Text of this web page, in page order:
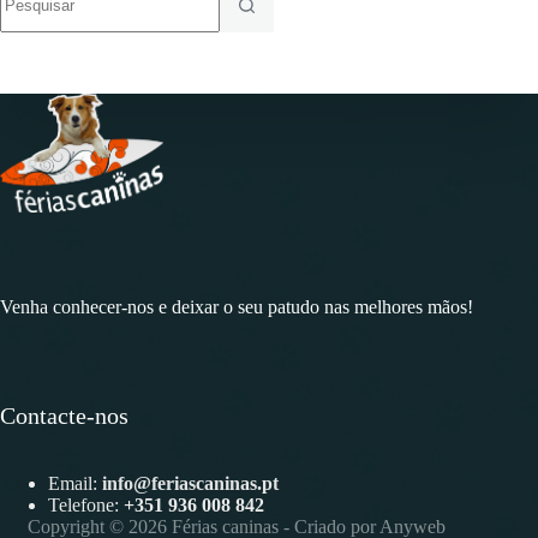
resultados
Venha conhecer-nos e deixar o seu patudo nas melhores mãos!
Contacte-nos
Email: info@feriascaninas.pt
Telefone: +351 936 008 842
Copyright © 2026 Férias caninas - Criado por Anyweb